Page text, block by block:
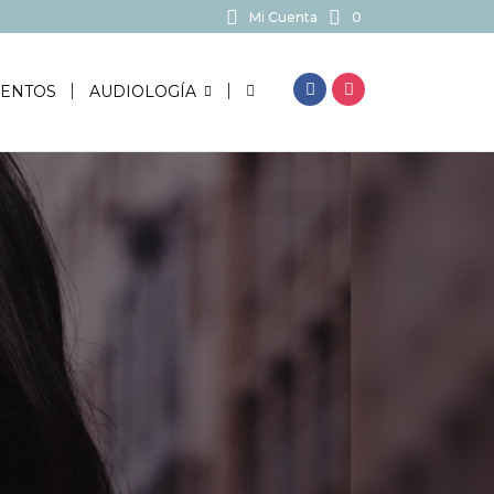
Mi Cuenta 0
AUDIOLOGÍA BUSCAR...